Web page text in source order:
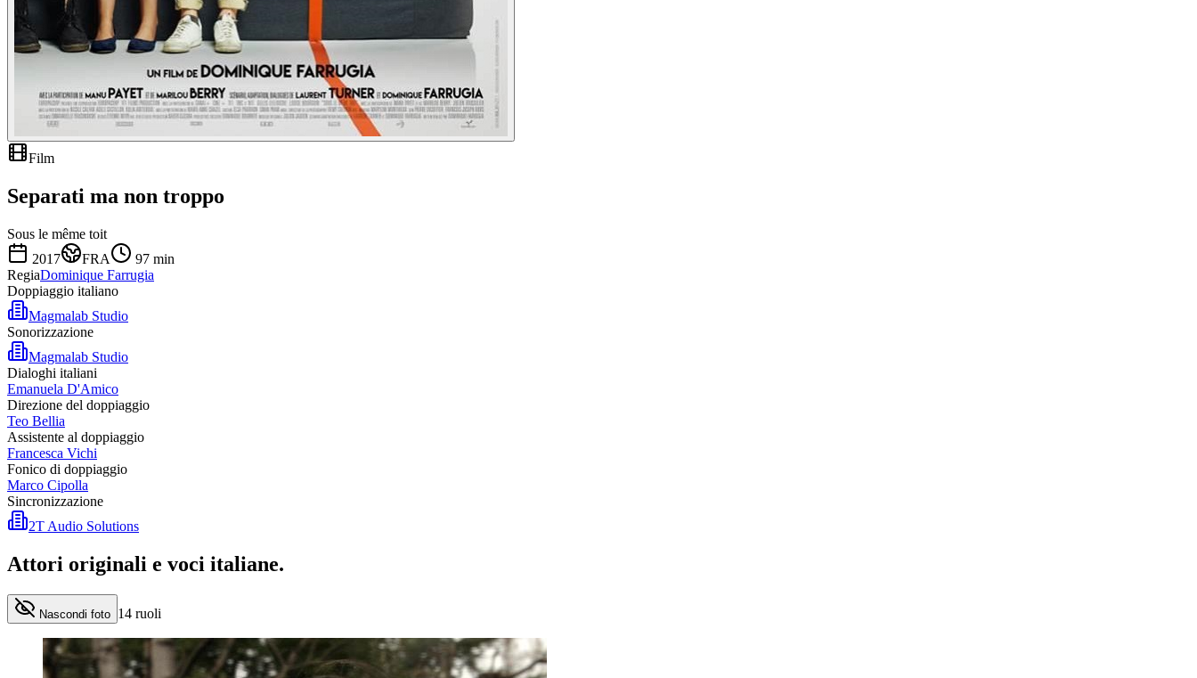
Film
Separati ma non troppo
Sous le même toit
2017
FRA 97 min
RegiaDominique Farrugia
Doppiaggio italiano
Magmalab Studio
Sonorizzazione
Magmalab Studio
Dialoghi italiani
Emanuela D'Amico
Direzione del doppiaggio
Teo Bellia
Assistente al doppiaggio
Francesca Vichi
Fonico di doppiaggio
Marco Cipolla
Sincronizzazione
2T Audio Solutions
Attori originali e voci italiane.
Nascondi foto 14 ruoli